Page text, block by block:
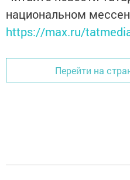
национальном
https://max.ru/
Перейти на